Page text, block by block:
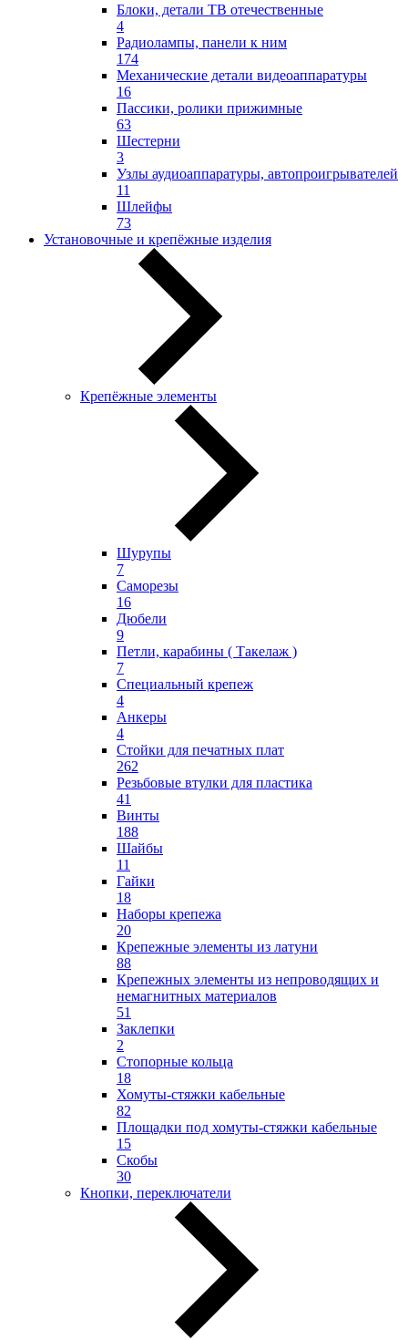
Блоки, детали ТВ отечественные
4
Радиолампы, панели к ним
174
Механические детали видеоаппаратуры
16
Пассики, ролики прижимные
63
Шестерни
3
Узлы аудиоаппаратуры, автопроигрывателей
11
Шлейфы
73
Установочные и крепёжные изделия
Крепёжные элементы
Шурупы
7
Саморезы
16
Дюбели
9
Петли, карабины ( Такелаж )
7
Специальный крепеж
4
Анкеры
4
Стойки для печатных плат
262
Резьбовые втулки для пластика
41
Винты
188
Шайбы
11
Гайки
18
Наборы крепежа
20
Крепежные элементы из латуни
88
Крепежных элементы из непроводящих и
немагнитных материалов
51
Заклепки
2
Стопорные кольца
18
Хомуты-стяжки кабельные
82
Площадки под хомуты-стяжки кабельные
15
Скобы
30
Кнопки, переключатели